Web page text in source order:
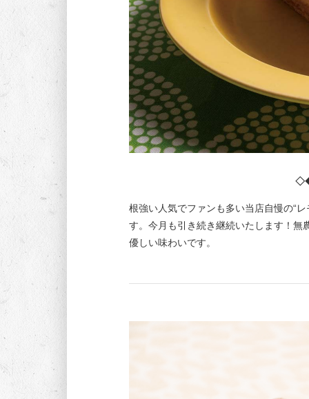
根強い人気でファンも多い当店自慢の“
す。今月も引き続き継続いたします！無
優しい味わいです。